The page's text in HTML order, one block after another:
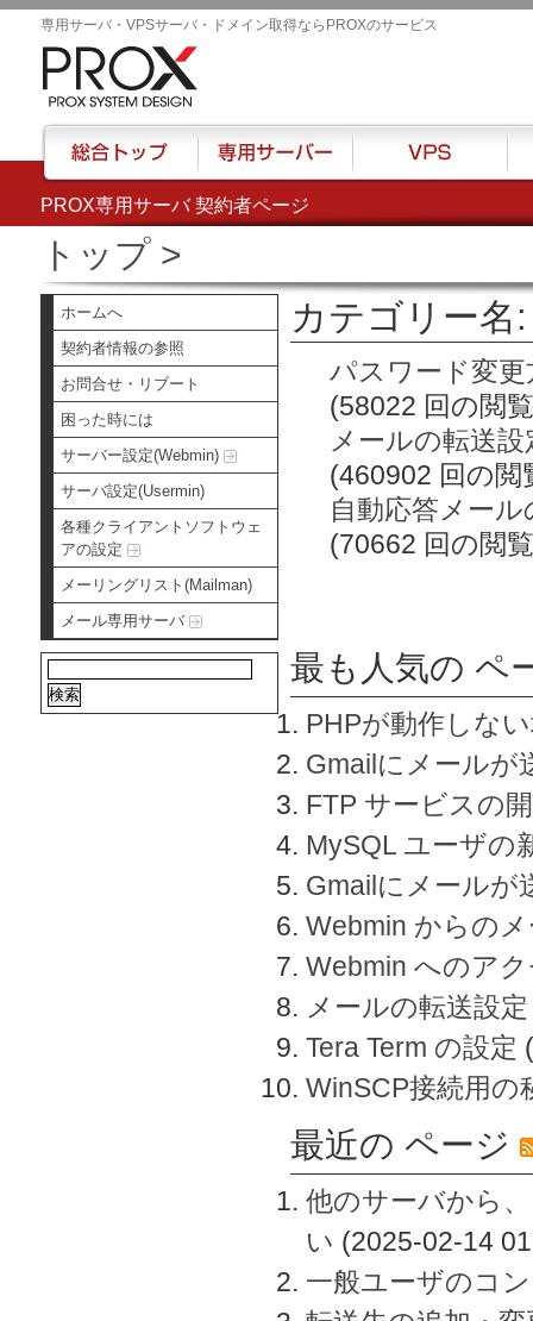
PROX専用サーバ 契約者ページ
専用サーバ・VPSサーバ・ドメイン取得ならPROXのサービス
トップ>
ホームへ
契約者情報の参照
お問合せ・リブート
困った時には
サーバー設定(Webmin)
サーバ設定(Usermin)
各種クライアントソフトウェ
アの設定
メーリングリスト(Mailman)
メール専用サーバ
カテゴリー名
パスワード変更
(58022 回の閲
メールの転送設
(460902 回の閲
自動応答メール
(70662 回の閲
最も人気の ペ
PHPが動作しな
Gmailにメールが
FTP サービスの
MySQL ユーザの
Gmailにメールが
Webmin からの
Webmin へのア
メールの転送設定
Tera Term の設定
WinSCP接続用の
最近の ページ
他のサーバから
い (2025-02-14
一般ユーザのコ
総合トップ 専用サーバー VPS ハ